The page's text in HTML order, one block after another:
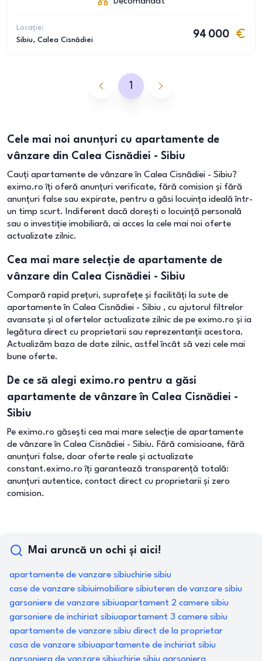
Locație:
Sibiu, Calea Cisnădiei
94 000
1
Cele mai noi anunțuri cu apartamente de
vânzare din Calea Cisnădiei - Sibiu
Cauți apartamente de vânzare în Calea Cisnădiei - Sibiu?
eximo.ro îți oferă anunțuri verificate, fără comision și fără
anunțuri false sau expirate, pentru a găsi locuința ideală într-
un timp scurt. Indiferent dacă dorești o locuință personală
sau o investiție imobiliară, ai acces la cele mai noi oferte
actualizate zilnic.
Cea mai mare selecție de apartamente de
vânzare din Calea Cisnădiei - Sibiu
Compară rapid prețuri, suprafețe și facilități la sute de
apartamente în Calea Cisnădiei - Sibiu , cu ajutorul filtrelor
avansate și al ofertelor actualizate zilnic de pe eximo.ro și ia
legătura direct cu proprietarii sau reprezentanții acestora.
Actualizăm baza de date zilnic, astfel încât să vezi cele mai
bune oferte.
De ce să alegi eximo.ro pentru a găsi
apartamente de vânzare în Calea Cisnădiei -
Sibiu
Pe eximo.ro găsești cea mai mare selecție de apartamente
de vânzare în Calea Cisnădiei - Sibiu. Fără comisioane, fără
anunțuri false, doar oferte reale și actualizate
constant.eximo.ro îți garantează transparență totală:
anunțuri autentice, contact direct cu proprietarii și zero
comision.
Mai aruncă un ochi și aici!
apartamente de vanzare sibiuchirie sibiu
case de vanzare sibiuimobiliare sibiuteren de vanzare sibiu
garsoniere de vanzare sibiuapartament 2 camere sibiu
garsoniere de inchiriat sibiuapartament 3 camere sibiu
apartamente de vanzare sibiu direct de la proprietar
casa de vanzare sibiuapartamente de inchiriat sibiu